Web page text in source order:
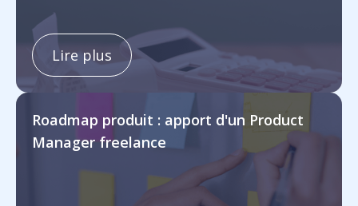
Lire plus
Roadmap produit : apport d'un Product
Manager freelance